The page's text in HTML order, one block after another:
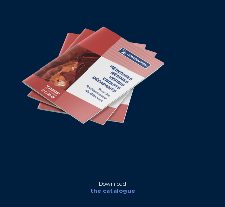
Download
the catalogue